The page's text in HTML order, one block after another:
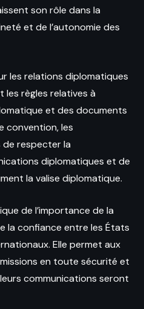
son rôle dans la
et de l’autonomie des
les relations diplomatiques
les règles relatives à
et des documents
convention, les
respecter la
diplomatiques et de
la valise diplomatique.
de l’importance de la
la confiance entre les États
Elle permet aux
en toute sécurité et
communications seront